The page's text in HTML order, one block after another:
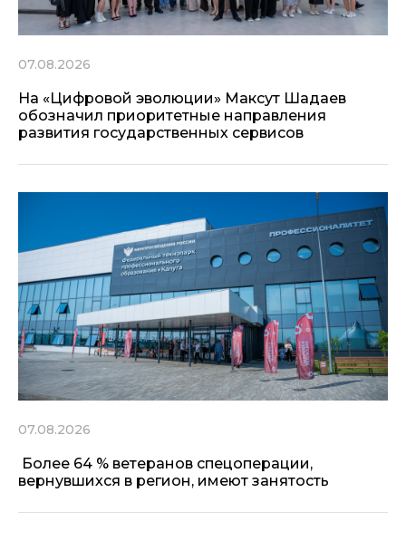
07.08.2026
На «Цифровой эволюции» Максут Шадаев
обозначил приоритетные направления
развития государственных сервисов
07.08.2026
Более 64 % ветеранов спецоперации,
вернувшихся в регион, имеют занятость